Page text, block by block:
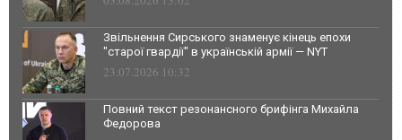
Звільнення Сирського знаменує кінець епохи
"старої гвардії" в українській армії — NYT
23.07.2026 10:32
Повний текст резонансного брифінга Михайла
Федорова